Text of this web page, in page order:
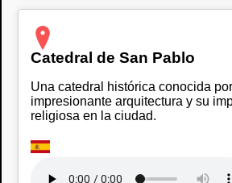
Catedral de San Pablo
Una catedral histórica conocida
impresionante arquitectura y su
religiosa en la ciudad.